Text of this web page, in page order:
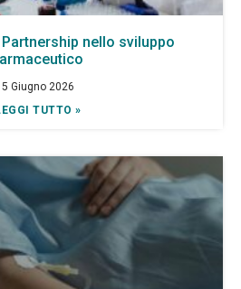
nello sviluppo
5 Giugno 2026
TUTTO »